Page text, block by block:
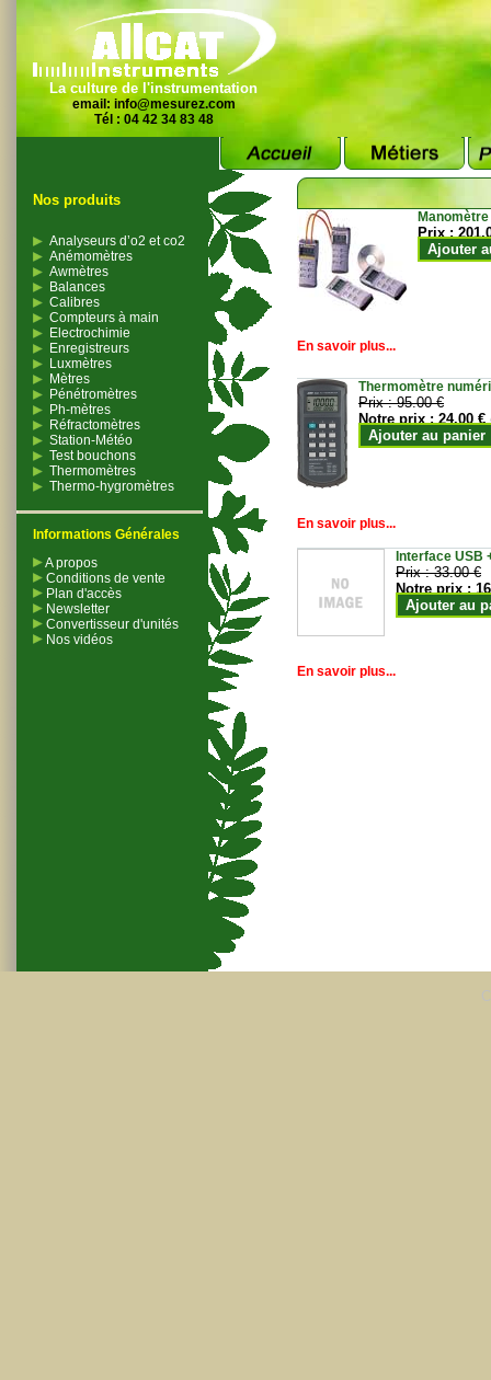
La culture de l'instrumentation
email: info@mesurez.com
Tél : 04 42 34 83 48
Nos produits
Analyseurs d’o2 et co2
Anémomètres
Awmètres
Balances
Calibres
Compteurs à main
Electrochimie
Enregistreurs
Luxmètres
Mètres
Pénétromètres
Ph-mètres
Réfractomètres
Station-Météo
Test bouchons
Thermomètres
Thermo-hygromètres
Informations Générales
A propos
Conditions de vente
Plan d'accès
Newsletter
Convertisseur d'unités
Nos vidéos
Prix :
Ajouter
En savoir plus...
Thermomètre
Prix :95.00 €
Notre prix :24.00 €
Ajouter au panier
En savoir plus...
Interface USB
Prix :33.00 €
Notre prix :
Ajouter au
En savoir plus...